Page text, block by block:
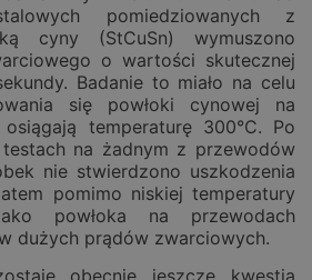
pomiedziowanych z
cyny (StCuSn) wymuszono
o wartości skutecznej
Badanie to miało na celu
się powłoki cynowej na
temperaturę 300°C. Po
na żadnym z przewodów
nie stwierdzono uszkodzenia
pomimo niskiej temperatury
powłoka na przewodach
dużych prądów zwarciowych.
obecnie jeszcze kwestia